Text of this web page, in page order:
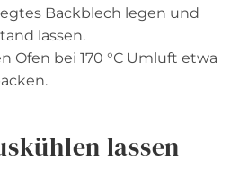
Backblech legen und
lassen.
Ofen bei 170 °C Umluft etwa
lassen